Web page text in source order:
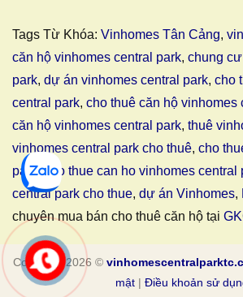
Tags Từ Khóa: Vinhomes Tân Cảng,
căn hộ vinhomes central park, chung cư
park, dự án vinhomes central park, cho
central park, cho thuê căn hộ vinhomes
căn hộ vinhomes central park, thuê
vinhomes central park cho thuê, cho
park,cho thue can ho vinhomes central
central park cho thue, dự án Vinhomes,
chuyên mua bán cho thuê căn hộ tại
Copyright 2026 ©
mật | Điều khoản sử